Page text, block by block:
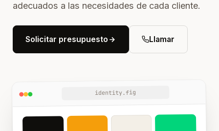
adecuados a las necesidades de cada cliente.
Solicitar presupuesto Llamar
identity.fig